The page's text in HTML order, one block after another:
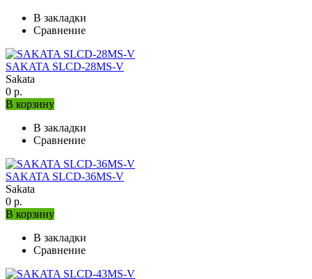
В закладки
Сравнение
SAKATA SLCD-28MS-V
Sakata
0 р.
В корзину
В закладки
Сравнение
SAKATA SLCD-36MS-V
Sakata
0 р.
В корзину
В закладки
Сравнение